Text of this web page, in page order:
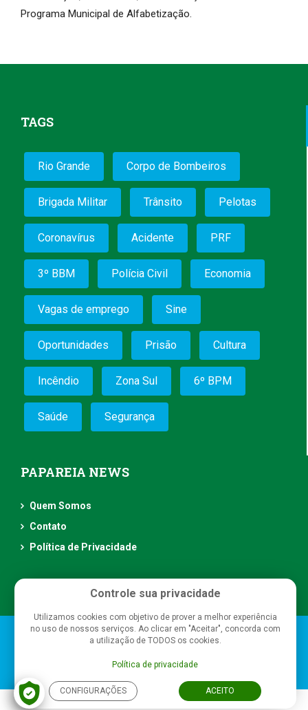
Programa Municipal de Alfabetização.
TAGS
Rio Grande Corpo de Bombeiros
Brigada Militar Trânsito Pelotas
Coronavírus Acidente PRF
3º BBM Polícia Civil Economia
Vagas de emprego Sine
Oportunidades Prisão Cultura
Incêndio Zona Sul 6º BPM
Saúde Segurança
PAPAREIA NEWS
Quem Somos
Contato
Política de Privacidade
Papareia News - Todos os direitos reservados
Controle sua privacidade
Utilizamos cookies com objetivo de prover a melhor experiência
no uso de nossos serviços. Ao clicar em "Aceitar", concorda com
a utilização de TODOS os cookies.
Política de privacidade
CONFIGURAÇÕES ACEITO